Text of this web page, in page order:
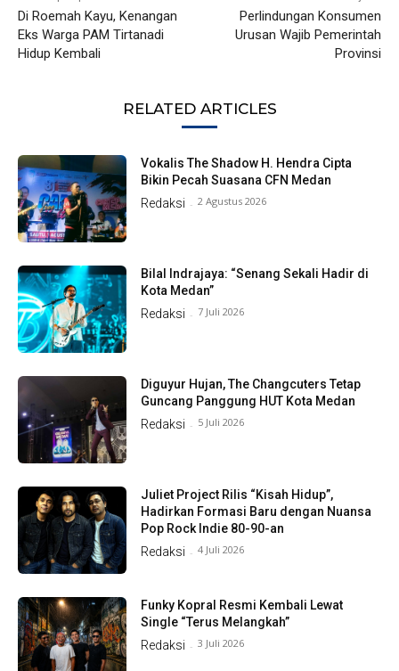
Di Roemah Kayu, Kenangan
Eks Warga PAM Tirtanadi
Hidup Kembali
Perlindungan Konsumen
Urusan Wajib Pemerintah
Provinsi
RELATED ARTICLES
Vokalis The Shadow H. Hendra Cipta
Bikin Pecah Suasana CFN Medan
Redaksi - 2 Agustus 2026
Bilal Indrajaya: “Senang Sekali Hadir di
Kota Medan”
Redaksi - 7 Juli 2026
Diguyur Hujan, The Changcuters Tetap
Guncang Panggung HUT Kota Medan
Redaksi - 5 Juli 2026
Juliet Project Rilis “Kisah Hidup”,
Hadirkan Formasi Baru dengan Nuansa
Pop Rock Indie 80-90-an
Redaksi - 4 Juli 2026
Funky Kopral Resmi Kembali Lewat
Single “Terus Melangkah”
Redaksi - 3 Juli 2026